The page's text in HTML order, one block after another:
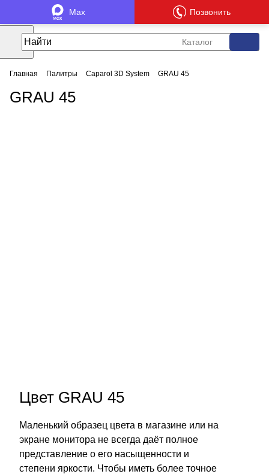
Каталог
Главная Палитры Caparol 3D System GRAU 45
GRAU 45
Цвет GRAU 45
Маленький образец цвета в магазине или на
экране монитора не всегда даёт полное
представление о его насыщенности и
степени яркости. Чтобы иметь более точное
Max Позвонить